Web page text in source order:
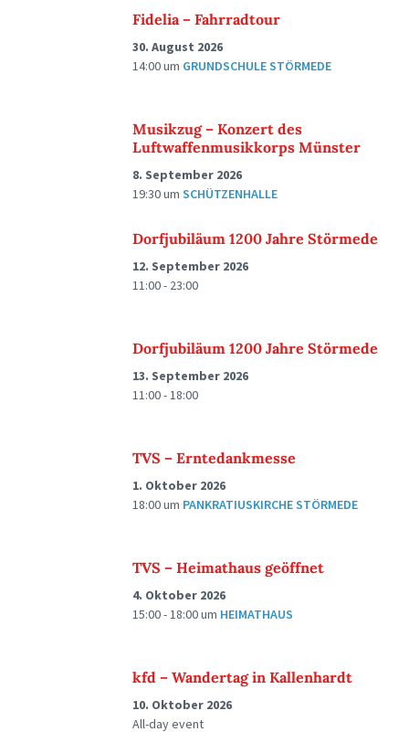
Fidelia – Fahrradtour
30. August 2026
14:00um GRUNDSCHULE STÖRMEDE
Musikzug – Konzert des
Luftwaffenmusikkorps Münster
8. September 2026
19:30um SCHÜTZENHALLE
Dorfjubiläum 1200 Jahre Störmede
12. September 2026
11:00 - 23:00
Dorfjubiläum 1200 Jahre Störmede
13. September 2026
11:00 - 18:00
TVS – Erntedankmesse
1. Oktober 2026
18:00um PANKRATIUSKIRCHE STÖRMEDE
TVS – Heimathaus geöffnet
4. Oktober 2026
15:00 - 18:00um HEIMATHAUS
kfd – Wandertag in Kallenhardt
10. Oktober 2026
All-day event